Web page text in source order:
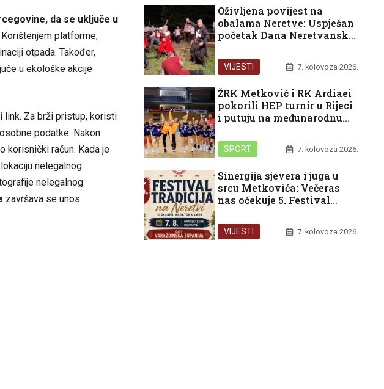
da se uključe u
Korištenjem platforme,
otpada. Također,
u ekološke akcije
link. Za brži pristup, koristi
podatke. Nakon
korisnički račun. Kada je
nelegalnog
nelegalnog
završava se unos
Oživljena povijest na
obalama Neretve: Uspješan
početak Dana Neretvanske
pred nama
VIJESTI 7. kolovoza 2026.
ŽRK Metković i RK Ardiaei
pokorili HEP turnir u Rijeci
i putuju na međunarodnu
SPORT 7. kolovoza 2026.
Sinergija sjevera i juga u
srcu Metkovića: Večeras
nas očekuje 5. Festival
VIJESTI 7. kolovoza 2026.